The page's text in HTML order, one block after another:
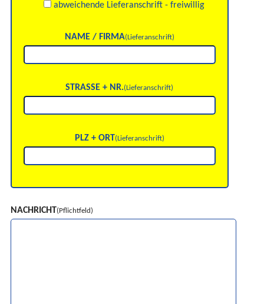
abweichende Lieferanschrift - freiwillig
NAME / FIRMA(Lieferanschrift)
STRASSE + NR.(Lieferanschrift)
PLZ + ORT(Lieferanschrift)
NACHRICHT(Pflichtfeld)